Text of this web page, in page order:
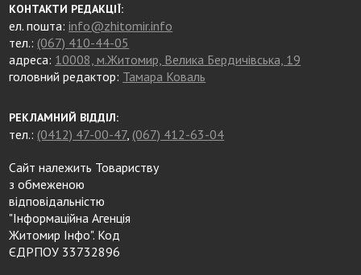
КОНТАКТИ РЕДАКЦІЇ:
ел. пошта:info@zhitomir.info
тел.: (067) 410-44-05
адреса: 10008, м.Житомир, Велика Бердичівська, 19
головний редактор: Тамара Коваль
РЕКЛАМНИЙ ВІДДІЛ:
тел.: (0412) 47-00-47, (067) 412-63-04
Сайт належить Товариству
з обмеженою
відповідальністю
"Інформаційна Агенція
Житомир Інфо". Код
ЄДРПОУ 33732896